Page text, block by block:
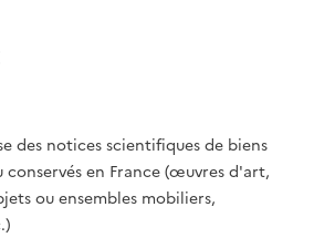
des notices scientifiques de biens
conservés en France (œuvres d'art,
ou ensembles mobiliers,